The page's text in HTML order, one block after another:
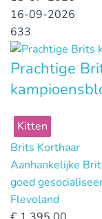
16-09-2026
633
Prachtige
Kitten
Brits Korthaar
Aanhankelijke
goed
Flevoland